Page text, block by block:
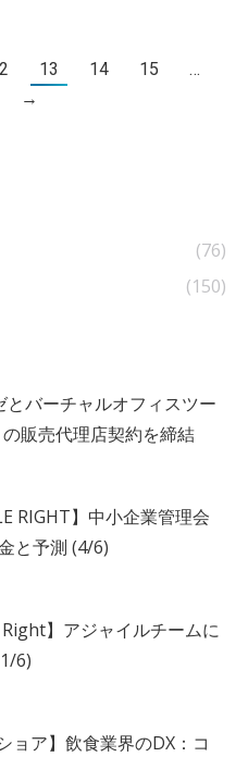
13 14 15
…
→
(76)
(150)
とバーチャルオフィスツー
販売代理店契約を締結
RIGHT】中小企業管理会
と予測 (4/6)
Right】アジャイルチームに
6)
ョア】飲食業界のDX：コ